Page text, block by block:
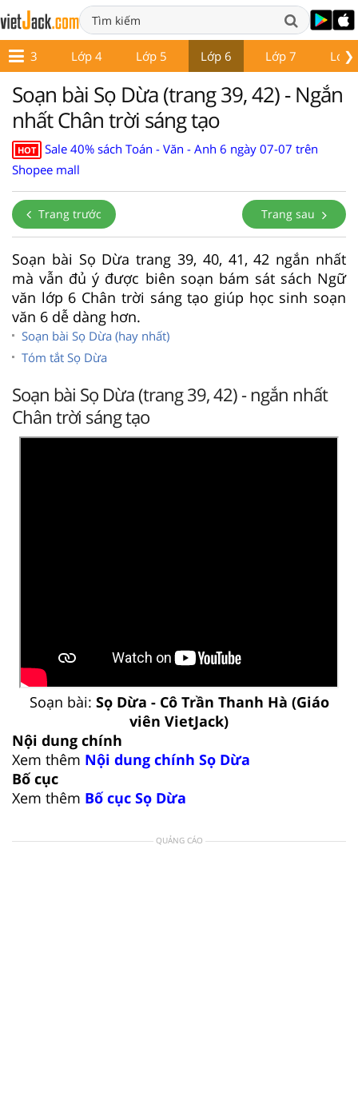
❯
Lớp 3 Lớp 4 Lớp 5 Lớp 6 Lớp 7 Lớp
Soạn bài Sọ Dừa (trang 39, 42) - Ngắn
nhất Chân trời sáng tạo
HOT
Sale 40% sách Toán - Văn - Anh 6 ngày 07-07 trên
Shopee mall
Trang trước Trang sau
Soạn bài Sọ Dừa trang 39, 40, 41, 42 ngắn nhất
mà vẫn đủ ý được biên soạn bám sát sách Ngữ
văn lớp 6 Chân trời sáng tạo giúp học sinh soạn
văn 6 dễ dàng hơn.
Soạn bài Sọ Dừa (hay nhất)
Tóm tắt Sọ Dừa
Soạn bài Sọ Dừa (trang 39, 42) - ngắn nhất
Chân trời sáng tạo
Soạn bài: Sọ Dừa - Cô Trần Thanh Hà (Giáo
viên VietJack)
Nội dung chính
Xem thêm Nội dung chính Sọ Dừa
Bố cục
Xem thêm Bố cục Sọ Dừa
QUẢNG CÁO